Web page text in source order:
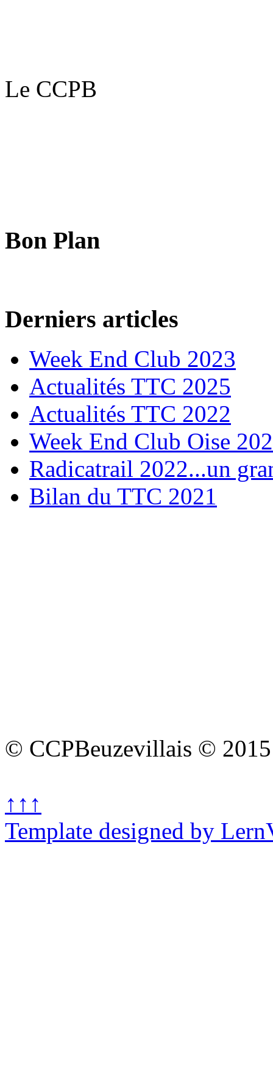
Le CCPB
Bon Plan
Derniers articles
Week End Club 2023
Actualités TTC 2025
Actualités TTC 2022
Week End Club Oise
Radicatrail 2022...un
Bilan du TTC 2021
© CCPBeuzevillais © 2015
↑↑↑
Template designed by